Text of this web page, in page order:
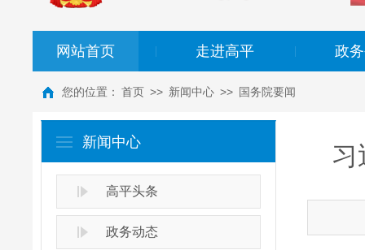
网站首页 走进高平 政
您的位置： 首页 >> 新闻中心 >> 国务院要闻
新闻中心
高平头条
政务动态
习